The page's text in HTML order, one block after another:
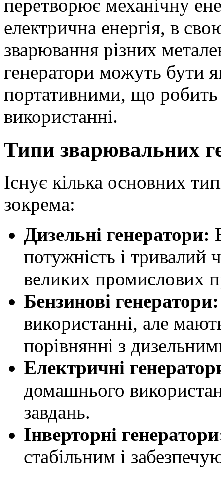
перетворює механічну
електрична енергія, в
зварювання різних
генератори можуть бути
портативними, що робить
використанні.
Типи зварювальних
Існує кілька основних
зокрема:
Дизельні генератори:
потужність і тривалий
великих промислових
Бензинові генератори:
використанні, але
порівнянні з
Електричні
домашнього
завдань.
Інверторні
стабільним і